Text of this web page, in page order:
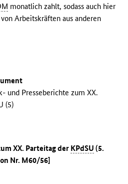
monatlich zahlt, sodass auch hier
Arbeitskräften aus anderen
und Presseberichte zum XX.
(5)
XX. Parteitag der KPdSU (5.
Nr. M60/56]